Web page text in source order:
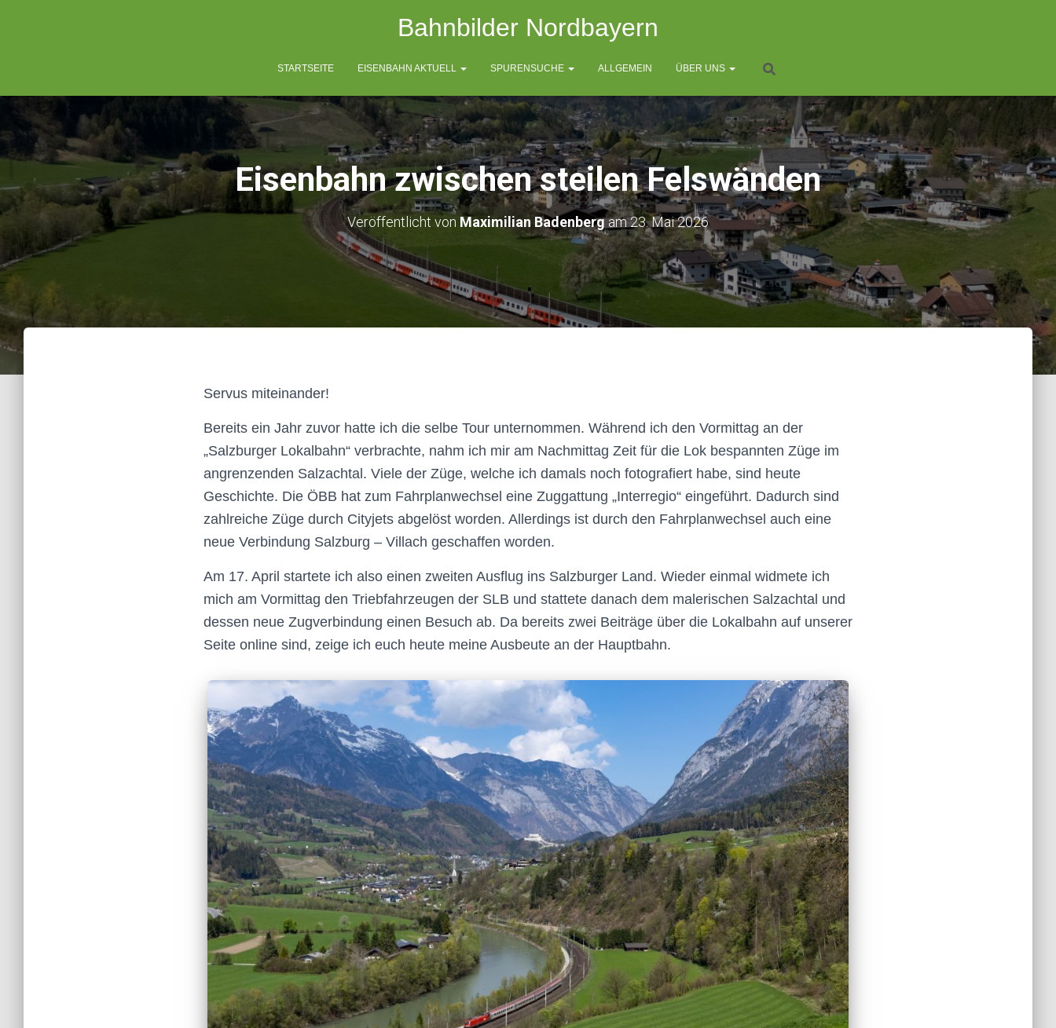
Bahnbilder Nordbayern
STARTSEITE EISENBAHN AKTUELL SPURENSUCHE ALLGEMEIN ÜBER UNS
Eisenbahn zwischen steilen Felswänden
Veröffentlicht von Maximilian Badenbergam23. Mai 2026
Servus miteinander!
Bereits ein Jahr zuvor hatte ich die selbe Tour unternommen. Während ich den Vormittag an der
„Salzburger Lokalbahn“ verbrachte, nahm ich mir am Nachmittag Zeit für die Lok bespannten Züge im
angrenzenden Salzachtal. Viele der Züge, welche ich damals noch fotografiert habe, sind heute
Geschichte. Die ÖBB hat zum Fahrplanwechsel eine Zuggattung „Interregio“ eingeführt. Dadurch sind
zahlreiche Züge durch Cityjets abgelöst worden. Allerdings ist durch den Fahrplanwechsel auch eine
neue Verbindung Salzburg – Villach geschaffen worden.
Am 17. April startete ich also einen zweiten Ausflug ins Salzburger Land. Wieder einmal widmete ich
mich am Vormittag den Triebfahrzeugen der SLB und stattete danach dem malerischen Salzachtal und
dessen neue Zugverbindung einen Besuch ab. Da bereits zwei Beiträge über die Lokalbahn auf unserer
Seite online sind, zeige ich euch heute meine Ausbeute an der Hauptbahn.